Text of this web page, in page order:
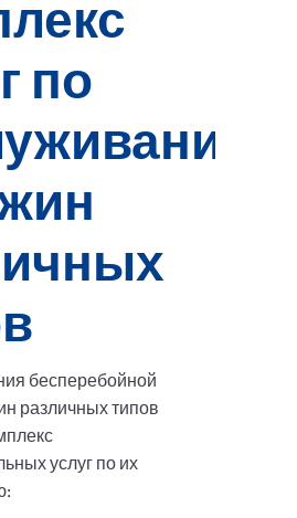
по
бесперебойной
различных типов
услуг по их